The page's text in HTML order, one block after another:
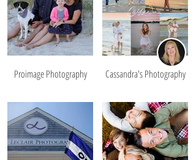
Proimage Photography Cassandra's Photography